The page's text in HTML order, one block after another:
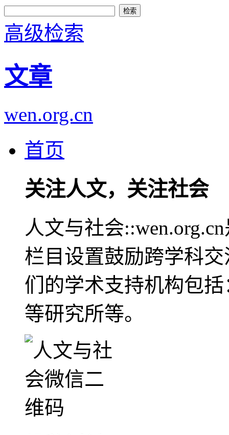
高级检索
文章
wen.org.cn
首页
关注人文，关注社会
人文与社会
栏目设置鼓励跨学科
们的学术支持机构包
等研究所等。